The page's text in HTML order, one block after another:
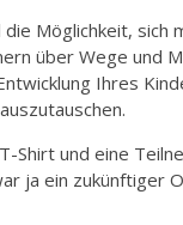
Möglichkeit, sich
über Wege und
Ihres
Shirt und eine
ja ein zukünftiger